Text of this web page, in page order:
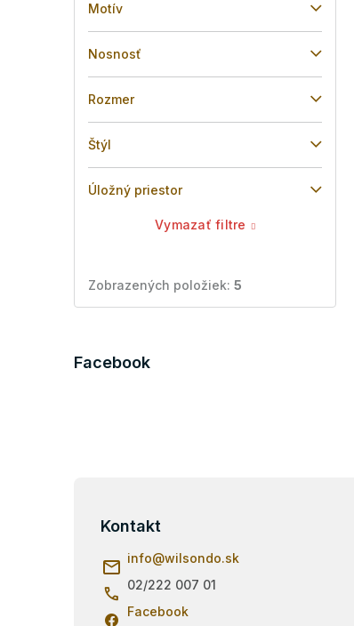
Motív
Nosnosť
Rozmer
Štýl
Úložný priestor
Vymazať filtre
Zobrazených položiek: 5
Facebook
Kontakt
info@wilsondo.sk
02/222 007 01
Facebook